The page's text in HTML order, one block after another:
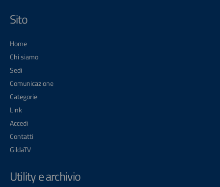
Sito
Home
Chi siamo
Sedi
Comunicazione
Categorie
Link
Accedi
Contatti
GildaTV
Utility e archivio